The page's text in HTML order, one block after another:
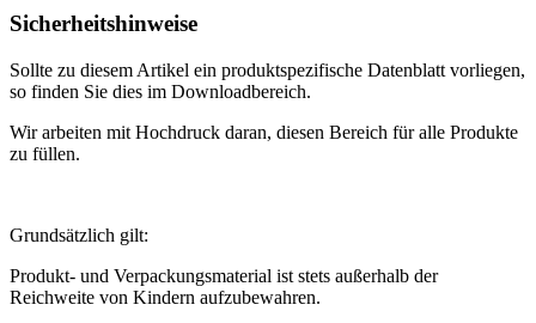
Sicherheitshinweise
Sollte zu diesem Artikel ein produktspezifische Datenblatt vorliegen,
so finden Sie dies im Downloadbereich.
Wir arbeiten mit Hochdruck daran, diesen Bereich für alle Produkte
zu füllen.
Grundsätzlich gilt:
Produkt- und Verpackungsmaterial ist stets außerhalb der
Reichweite von Kindern aufzubewahren.